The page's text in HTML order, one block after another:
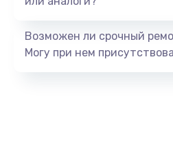
Возможен ли срочный
Могу при нем